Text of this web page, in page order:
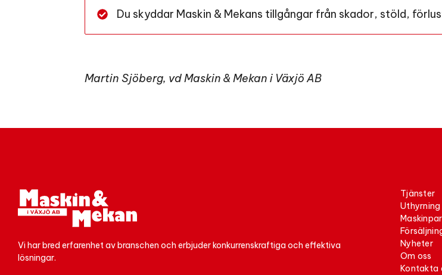
Du skyddar Maskin & Mekans tillgångar från skador, stöld,
Martin Sjöberg, vd Maskin & Mekan i Växjö AB
Vi har bred erfarenhet av branschen och erbjuder konkurrenskraftiga och effektiva
lösningar.
tjänster
uthyrning
nyheter
om oss
kontakta